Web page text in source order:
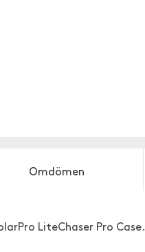
Omdömen
LiteChaser Pro Case.